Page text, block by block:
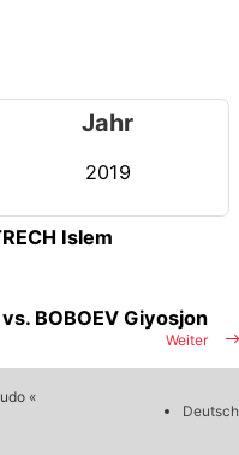
Jahr
2019
Islem
Weiter
BOBOEV Giyosjon
«
Deutsch